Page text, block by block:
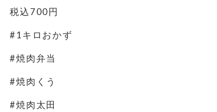
税込700円
#1キロおかず
#焼肉弁当
#焼肉くう
#焼肉太田